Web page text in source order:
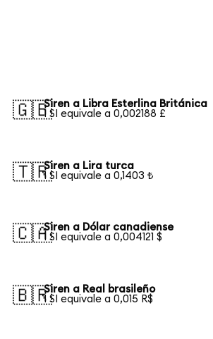
🇬🇧Siren a Libra Esterlina Británica
1 SI equivale a 0,002188 £
🇹🇷Siren a Lira turca
1 SI equivale a 0,1403 ₺
🇨🇦Siren a Dólar canadiense
1 SI equivale a 0,004121 $
🇧🇷Siren a Real brasileño
1 SI equivale a 0,015 R$